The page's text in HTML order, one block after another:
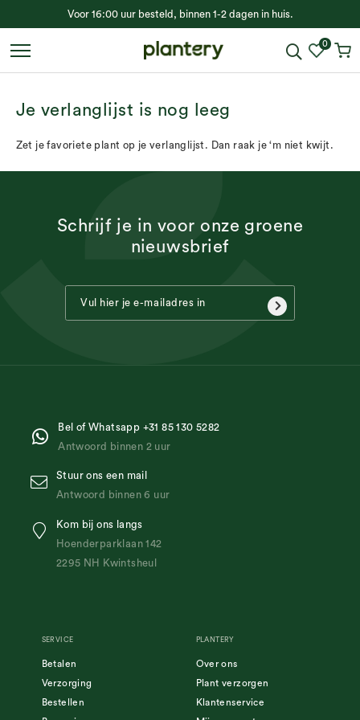
Voor 16:00 uur besteld, binnen 1-2 dagen in huis.
0
Je verlanglijst is nog leeg
Zet je favoriete plant op je verlanglijst. Dan raak je ‘m niet kwijt.
Schrijf je in voor onze groene
nieuwsbrief
Bel of Whatsapp +31 85 130 5282
Antwoord binnen 2 uur
Stuur ons een mail
Antwoord binnen 6 uur
Kom bij ons langs
Hoenderparklaan 142
2295 NH Kwintsheul
SERVICE
Betalen
Verzorging
Bestellen
PLANTERY
Over ons
Plant verzorgen
Klantenservice